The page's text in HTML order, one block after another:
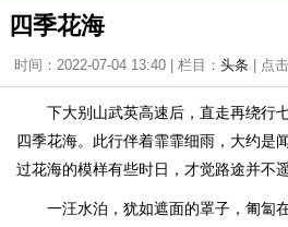
四季花海
时间：2022-07-04 13:40 | 栏目： 头条 | 点
下大别山武英高速后，直走再绕行
四季花海。此行伴着霏霏细雨，大约是
过花海的模样有些时日，才觉路途并不遥
一汪水泊，犹如遮面的罩子，匍匐